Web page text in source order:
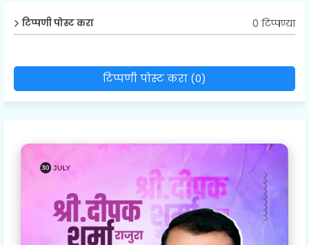
टिप्पणी पोस्ट करा 0 टिप्पण्या
टिप्पणी पोस्ट करा (0)